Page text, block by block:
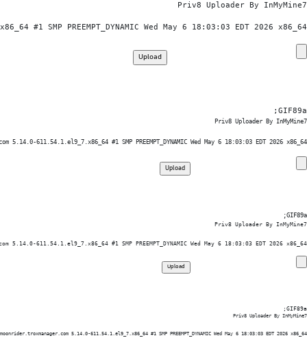
Priv8 Uploader By InMyMine7
#1 SMP PREEMPT_DYNAMIC Wed May 6 18:03:03 EDT 2026 x86_64
GIF89a;
Priv8 Uploader By InMyMine7
5.14.0-611.54.1.el9_7.x86_64 #1 SMP PREEMPT_DYNAMIC Wed May 6 18:03:03 EDT 2026 x86_64
GIF89a;
Priv8 Uploader By InMyMine7
5.14.0-611.54.1.el9_7.x86_64 #1 SMP PREEMPT_DYNAMIC Wed May 6 18:03:03 EDT 2026 x86_64
GIF89a;
Priv8 Uploader By InMyMine7
5.14.0-611.54.1.el9_7.x86_64 #1 SMP PREEMPT_DYNAMIC Wed May 6 18:03:03 EDT 2026 x86_64